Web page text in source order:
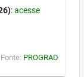
:acesse
Fonte: PROGRAD